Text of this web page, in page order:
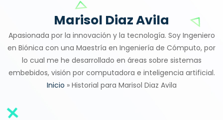
Marisol Diaz Avila
Apasionada por la innovación y la tecnología. Soy Ingeniero
en Biónica con una Maestría en Ingeniería de Cómputo, por
lo cual me he desarrollado en áreas sobre sistemas
embebidos, visión por computadora e inteligencia artificial.
Inicio » Historial para Marisol Diaz Avila